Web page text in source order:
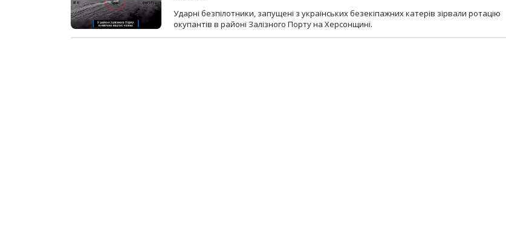
Ударні безпілотники, запущені з українських безекіпажних катерів зірвали ротацію
окупантів в районі Залізного Порту на Херсонщині.